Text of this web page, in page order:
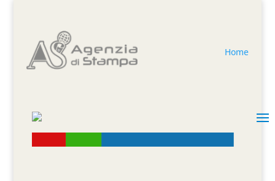
Home